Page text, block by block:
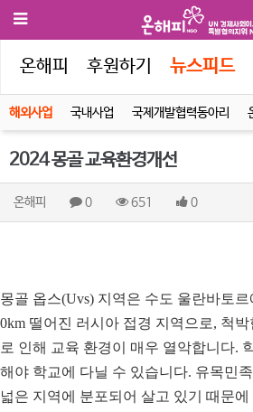
온해피 후원하기 뉴스피드
해외사업 국내사업 국제개발협력동아리
2024 몽골 교육환경개선
온해피 0 651 0
몽골 옵스(Uvs) 지역은 수도 울란바토
0km 떨어진 러시아 접경 지역으로, 척박
로 인해 교육 환경이 매우 열악합니다.
해야 학교에 다닐 수 있습니다. 유목민
넓은 지역에 분포되어 살고 있기 때문